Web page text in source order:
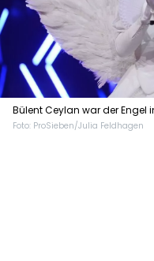
Bülent Ceylan war der Engel
Foto: ProSieben/Julia Feldhagen